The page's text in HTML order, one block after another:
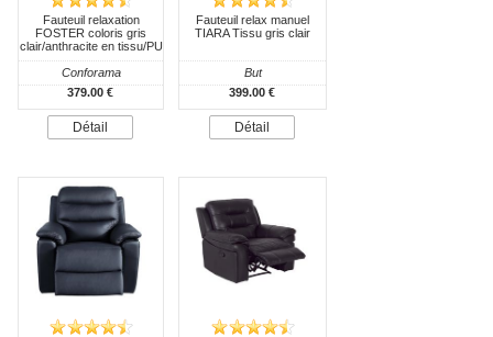
Fauteuil relaxation
FOSTER coloris gris
clair/anthracite en tissu/PU
Conforama
379.00 €
Détail
Fauteuil relax manuel
TIARA Tissu gris clair
But
399.00 €
Détail